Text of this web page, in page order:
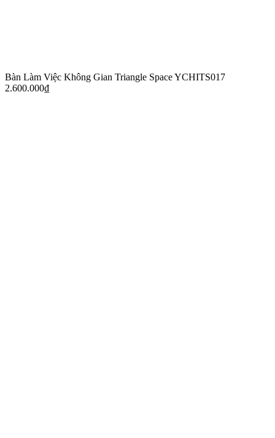
Bàn Làm Việc Không Gian Triangle Space YCHITS017
2.600.000₫